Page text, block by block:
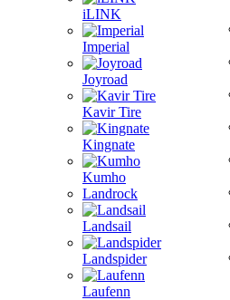
iLINK
Imperial
Joyroad
Kavir Tire
Kingnate
Kumho
Landrock
Landsail
Landspider
Laufenn